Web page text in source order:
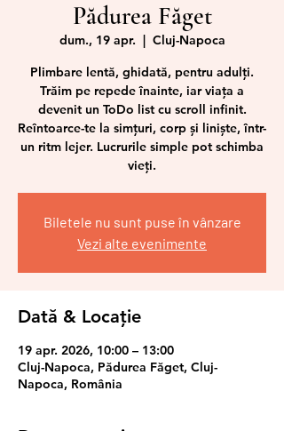
Pădurea Făget
dum., 19 apr.
  |
Cluj-Napoca
Plimbare lentă, ghidată, pentru adulți.
Trăim pe repede înainte, iar viața a
devenit un ToDo list cu scroll infinit.
Reîntoarce-te la simțuri, corp și liniște, într-
un ritm lejer. Lucrurile simple pot schimba
vieți.
Biletele nu sunt puse în vânzare
Vezi alte evenimente
Dată & Locație
19 apr. 2026, 10:00 – 13:00
Cluj-Napoca, Pădurea Făget, Cluj-
Napoca, România